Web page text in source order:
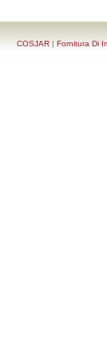
COSJAR | Fornitura Di